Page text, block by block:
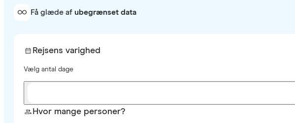
Få glæde af ubegrænset data
Rejsens varighed
Vælg antal dage
Hvor mange personer?